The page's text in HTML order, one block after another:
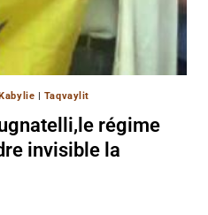
| Taqvaylit
régime
invisible la